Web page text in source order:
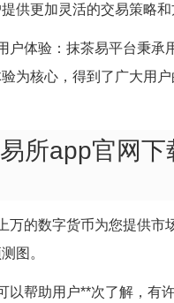
供更加灵活的交易策略和
户体验：抹茶易平台秉承
为核心，得到了广大用
所app官网下
万的数字货币为您提供市
图。
以帮助用户**次了解，有